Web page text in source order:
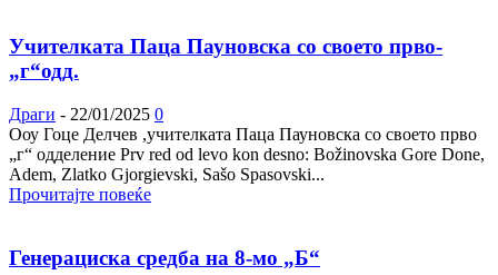
Учителката Паца Пауновска со своето прво-
„г“одд.
Драги - 22/01/2025 0
Ооу Гоце Делчев ,учителката Паца Пауновска со своето прво
„г“ одделение Prv red od levo kon desno: Božinovska Gore Done,
Adem, Zlatko Gjorgievski, Sašo Spasovski...
Прочитајте повеќе
Генерациска средба на 8-мо „Б“